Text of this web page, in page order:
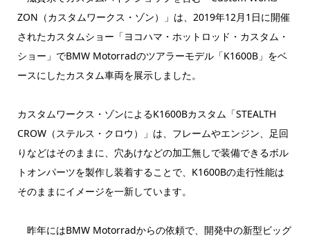
ZON（カスタムワークス・ゾン）」は、2019年12月1日に開催
されたカスタムショー「ヨコハマ・ホットロッド・カスタム・
ショー」でBMW Motorradのツアラーモデル「K1600B」をベ
ースにしたカスタム車両を展示しました。
カスタムワークス・ゾンによるK1600Bカスタム「STEALTH
CROW（ステルス・クロウ）」は、フレームやエンジン、足回
りなどはそのままに、穴あけなどの加工無しで装備できるボル
トオンパーツを製作し装着することで、K1600Bの走行性能は
そのままにイメージを一新しています。
昨年にはBMW Motorradからの依頼で、開発中の新型ビッグ